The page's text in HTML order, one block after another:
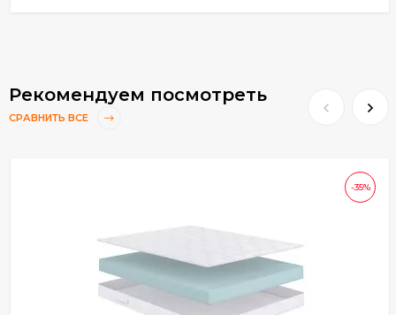
Рекомендуем посмотреть
СРАВНИТЬ ВСЕ
-35%